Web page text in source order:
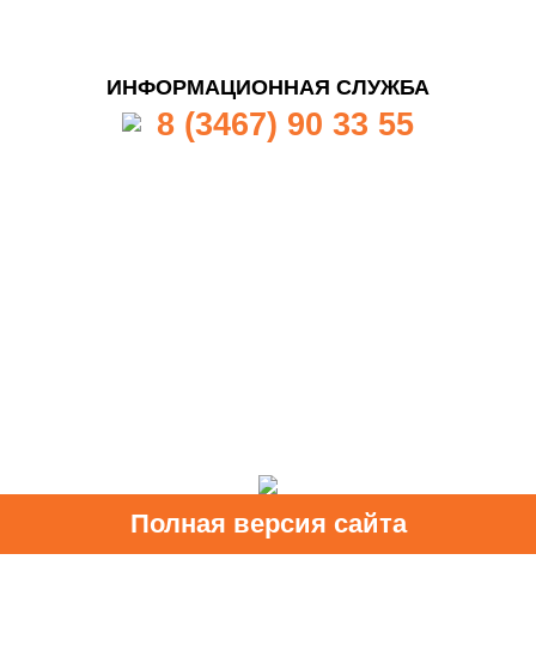
ИНФОРМАЦИОННАЯ СЛУЖБА
8 (3467) 90 33 55
Полная версия сайта